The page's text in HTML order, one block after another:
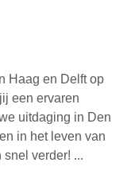
Haag en Delft op
een ervaren
uitdaging in Den
in het leven van
verder! ...